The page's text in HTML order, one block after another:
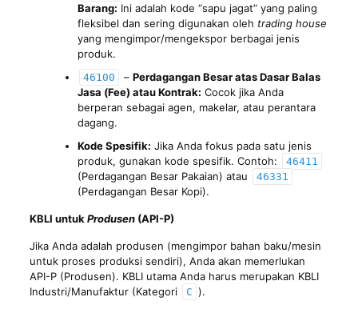
Barang: Ini adalah kode “sapu jagat” yang paling
fleksibel dan sering digunakan oleh trading house
yang mengimpor/mengekspor berbagai jenis
produk.
46100 – Perdagangan Besar atas Dasar Balas
Jasa (Fee) atau Kontrak: Cocok jika Anda
berperan sebagai agen, makelar, atau perantara
dagang.
Kode Spesifik: Jika Anda fokus pada satu jenis
produk, gunakan kode spesifik. Contoh:
46411
(Perdagangan Besar Pakaian) atau 46331
(Perdagangan Besar Kopi).
KBLI untuk Produsen(API-P)
Jika Anda adalah produsen (mengimpor bahan baku/mesin
untuk proses produksi sendiri), Anda akan memerlukan
API-P (Produsen). KBLI utama Anda harus merupakan KBLI
Industri/Manufaktur (Kategori
C ).